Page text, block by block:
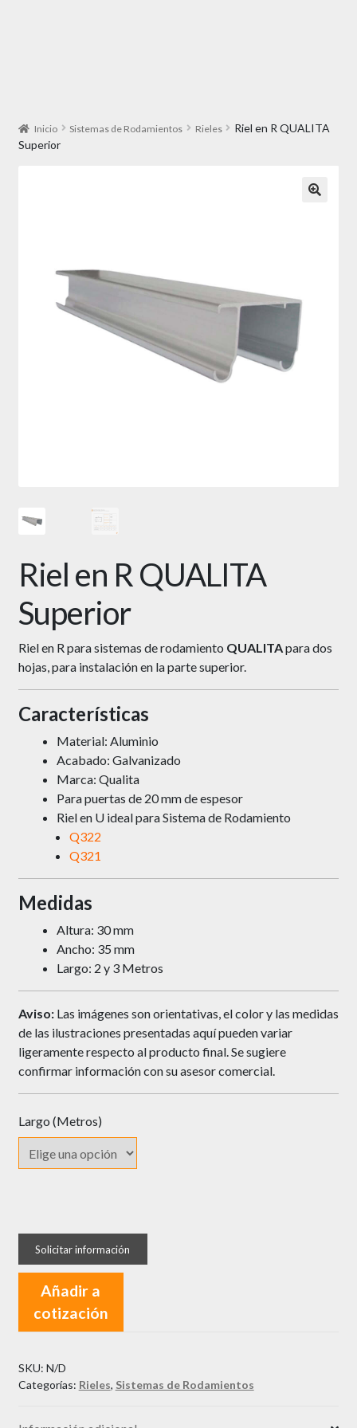
Inicio Sistemas de Rodamientos Rieles
Riel en R QUALITA
Superior
Riel en R QUALITA
Superior
Riel en R para sistemas de rodamiento QUALITApara dos
hojas, para instalación en la parte superior.
Características
Material: Aluminio
Acabado: Galvanizado
Marca: Qualita
Para puertas de 20 mm de espesor
Riel en U ideal para Sistema de Rodamiento
Q322
Q321
Medidas
Altura: 30 mm
Ancho: 35 mm
Largo: 2 y 3 Metros
Aviso:Las imágenes son orientativas, el color y las medidas
de las ilustraciones presentadas aquí pueden variar
ligeramente respecto al producto final. Se sugiere
confirmar información con su asesor comercial.
Largo (Metros)
R
Superior
cantidad
Añadir a
cotización
SKU: N/D
Categorías: Rieles, Sistemas de Rodamientos